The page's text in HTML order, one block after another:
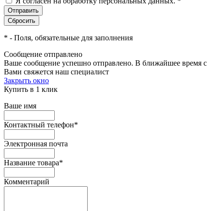
* - Поля, обязательные для заполнения
Сообщение отправлено
Ваше сообщение успешно отправлено. В ближайшее время с
Вами свяжется наш специалист
Закрыть окно
Купить в 1 клик
Ваше имя
Контактный телефон*
Электронная почта
Название товара*
Комментарий